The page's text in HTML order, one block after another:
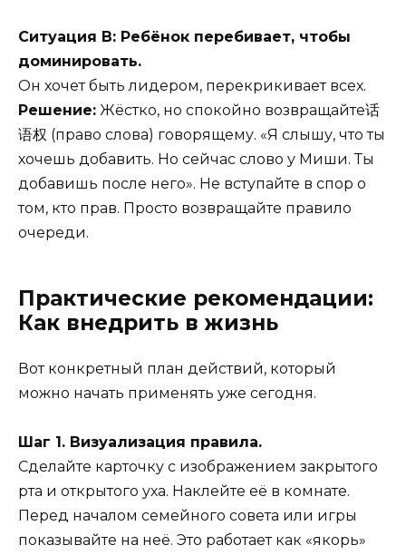
Ситуация В: Ребёнок перебивает, чтобы
доминировать.
Он хочет быть лидером, перекрикивает всех.
Решение: Жёстко, но спокойно возвращайте话
语权 (право слова) говорящему. «Я слышу, что ты
хочешь добавить. Но сейчас слово у Миши. Ты
добавишь после него». Не вступайте в спор о
том, кто прав. Просто возвращайте правило
очереди.
Практические рекомендации:
Как внедрить в жизнь
Вот конкретный план действий, который
можно начать применять уже сегодня.
Шаг 1. Визуализация правила.
Сделайте карточку с изображением закрытого
рта и открытого уха. Наклейте её в комнате.
Перед началом семейного совета или игры
показывайте на неё. Это работает как «якорь»